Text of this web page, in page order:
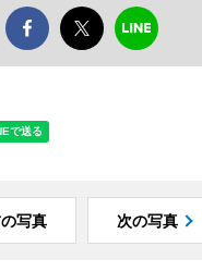
写真 次の写真